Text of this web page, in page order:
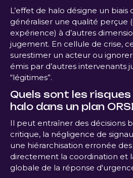
L’effet de halo désigne un biais
généraliser une qualité perçue
expérience) à d’autres
jugement. En cellule de crise,
surestimer un acteur ou
émis par d’autres intervenants
“légitimes”.
Quels sont les risques
halo dans un plan
Il peut entraîner des décisions
critique, la négligence de
une hiérarchisation erronée
directement la coordination et
globale de la réponse